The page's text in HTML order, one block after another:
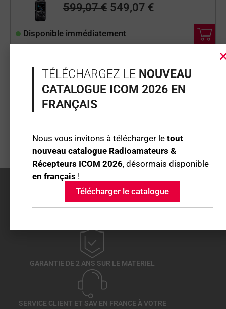
599,07€ 599,07 €.
549,07 €
Disponible immédiatement
IC-F29SDR
389,07
GARANTIE DE 2 ANS SUR LE MATERIEL
SERVICE CLIENT ET SAV EN FRANCE À VOTRE
TÉLÉCHARGEZ LE NOUVEAU
CATALOGUE ICOM 2026 EN
FRANÇAIS
Nous vous invitons à télécharger letout
nouveau catalogue Radioamateurs &
Récepteurs ICOM 2026, désormais disponible
en français !
Télécharger le catalogue